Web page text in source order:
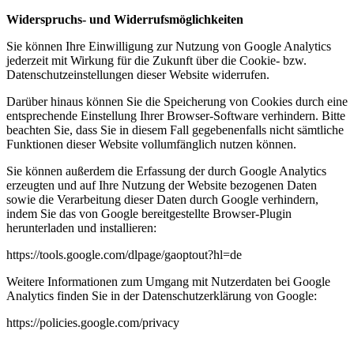
Widerspruchs- und Widerrufsmöglichkeiten
Sie können Ihre Einwilligung zur Nutzung von Google Analytics
jederzeit mit Wirkung für die Zukunft über die Cookie- bzw.
Datenschutzeinstellungen dieser Website widerrufen.
Darüber hinaus können Sie die Speicherung von Cookies durch eine
entsprechende Einstellung Ihrer Browser-Software verhindern. Bitte
beachten Sie, dass Sie in diesem Fall gegebenenfalls nicht sämtliche
Funktionen dieser Website vollumfänglich nutzen können.
Sie können außerdem die Erfassung der durch Google Analytics
erzeugten und auf Ihre Nutzung der Website bezogenen Daten
sowie die Verarbeitung dieser Daten durch Google verhindern,
indem Sie das von Google bereitgestellte Browser-Plugin
herunterladen und installieren:
https://tools.google.com/dlpage/gaoptout?hl=de
Weitere Informationen zum Umgang mit Nutzerdaten bei Google
Analytics finden Sie in der Datenschutzerklärung von Google:
https://policies.google.com/privacy